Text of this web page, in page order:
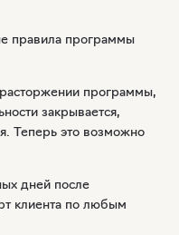
правила программы
программы,
закрывается,
Теперь это возможно
дней после
клиента по любым